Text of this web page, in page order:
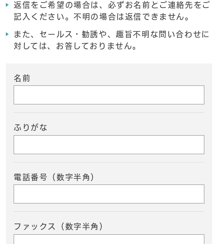
返信をご希望の場合は、必ずお名前とご連絡先をご
記入ください。不明の場合は返信できません。
また、セールス・勧誘や、趣旨不明な問い合わせに
対しては、お答しておりません。
名前
ふりがな
電話番号（数字半角）
ファックス（数字半角）